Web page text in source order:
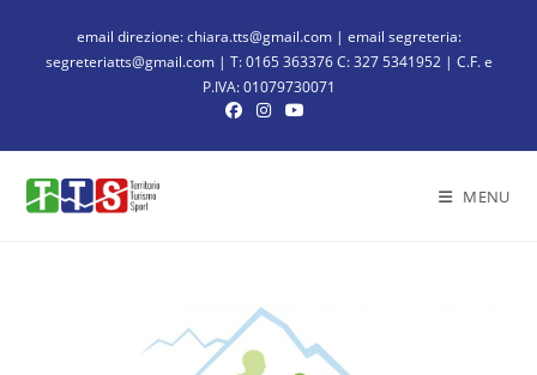
email direzione: chiara.tts@gmail.com | email segreteria:
segreteriatts@gmail.com | T: 0165 363376 C: 327 5341952 | C.F. e
P.IVA: 01079730071
MENU